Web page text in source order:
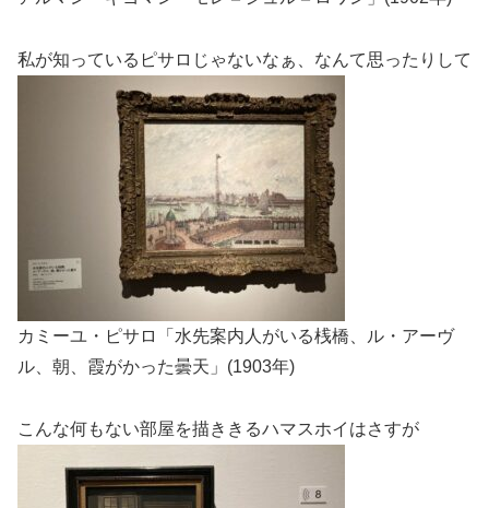
私が知っているピサロじゃないなぁ、なんて思ったりして
カミーユ・ピサロ「水先案内人がいる桟橋、ル・アーヴ
ル、朝、霞がかった曇天」(1903年)
こんな何もない部屋を描ききるハマスホイはさすが